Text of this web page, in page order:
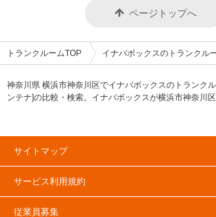
だける大手警備会社と導入しているため、万が一の時
きます。 お客様の大切なお荷物を預かるため、空調・
を行っているハイクオリティな収納空間を提供します。 費用や契約に
て教えてください。 ご契約では、月々の利用料のほかに保証金と管理手数
料をいただいております。 保証金につきましては交
す。 ネットでのお申し込みも可能ですので、LIFULL
「INABA96西保木間店（イナバボックス）」ページ
囲気や機能など、気になる点について事前チェック
い。 編集後記 スタイリッシュなデザインが特徴的な「INABA96」シリー
ズ。実際に伺ってみると、街に馴染むブラウン色をベ
や機能なら女性も安心して利用できるというのも納得
工夫やデザインにもクリエイティブを発揮している同
安心と信頼のイメージができた。
ページトップへ
トランクルームTOP イナバボックスのトランクル
神奈川県 横浜市神奈川区でイナバボックスのトランク
ンテナ]の比較・検索。イナバボックスが横浜市神奈川
ーム・レンタル倉庫・レンタルコンテナなどの収納スペ
から探して、広さ・料金[賃料]・セキュリティ・空調完
などの希望条件で絞込み！豊富な物件数から様々な方
スを簡単に探せるトランクルーム情報サイトです。イナ
サイトマップ
サービス利用規約
従業員募集